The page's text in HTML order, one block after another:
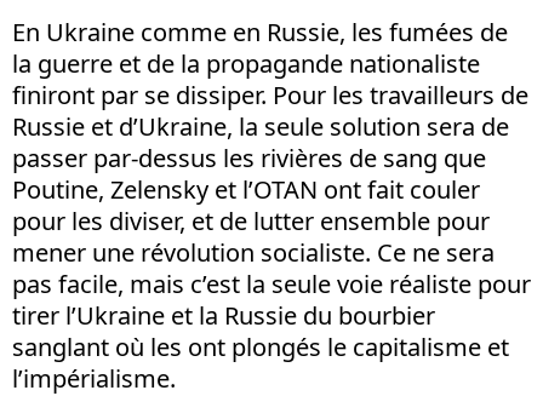
En Ukraine comme en Russie, les fumées de
la guerre et de la propagande nationaliste
finiront par se dissiper. Pour les travailleurs de
Russie et d’Ukraine, la seule solution sera de
passer par-dessus les rivières de sang que
Poutine, Zelensky et l’OTAN ont fait couler
pour les diviser, et de lutter ensemble pour
mener une révolution socialiste. Ce ne sera
pas facile, mais c’est la seule voie réaliste pour
tirer l’Ukraine et la Russie du bourbier
sanglant où les ont plongés le capitalisme et
l’impérialisme.